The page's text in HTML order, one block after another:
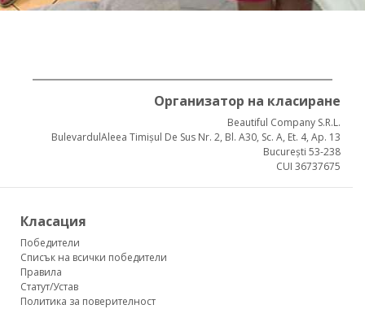
Организатор на класиране
Beautiful Company S.R.L.
BulevardulAleea Timișul De Sus Nr. 2, Bl. A30, Sc. A, Et. 4, Ap. 13
București 53-238
CUI 36737675
Класация
Победители
Списък на всички победители
Правила
Статут/Устав
Политика за поверителност